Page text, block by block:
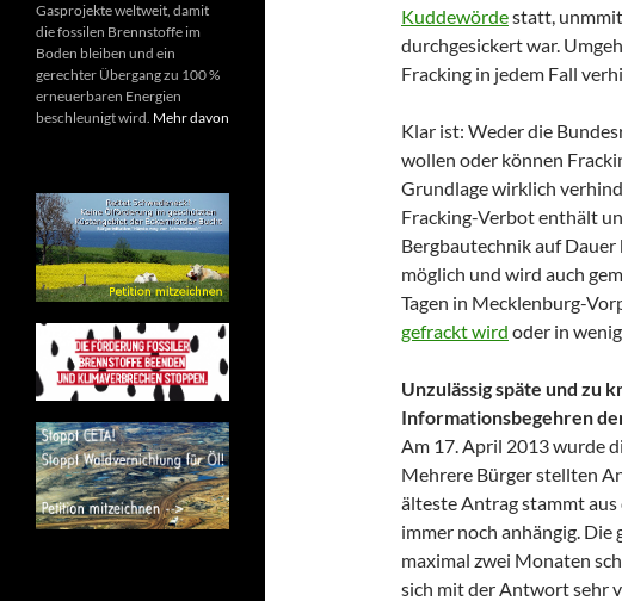
Kuddewördestatt,
durchgesickert war.
Fracking in jedem Fall
Klar ist: Weder die
wollen oder können
Grundlage wirklich
Fracking-Verbot enthält
Bergbautechnik auf Dauer
möglich und wird auch
Tagen in Mecklenburg-
gefrackt wird oder in
Unzulässig späte und zu
Informationsbegehren
Am 17. April 2013 wurde
Mehrere Bürger stellten
älteste Antrag stammt
immer noch anhängig.
maximal zwei Monaten
sich mit der Antwort sehr
Gasprojekte weltweit, damit
die fossilen Brennstoffe im
Boden bleiben und ein
gerechter Übergang zu 100 %
erneuerbaren Energien
beschleunigt wird. Mehr davon